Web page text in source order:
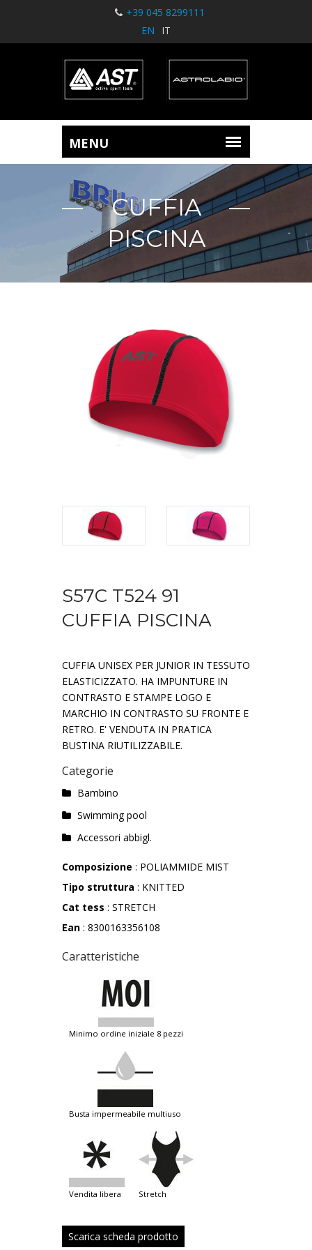
+39 045 8299111
EN
IT
CUFFIA
PISCINA
S57C T524 91
CUFFIA PISCINA
CUFFIA UNISEX PER JUNIOR IN TESSUTO
ELASTICIZZATO. HA IMPUNTURE IN
CONTRASTO E STAMPE LOGO E
MARCHIO IN CONTRASTO SU FRONTE E
RETRO. E' VENDUTA IN PRATICA
BUSTINA RIUTILIZZABILE.
Categorie
Bambino
Swimming pool
Accessori abbigl.
Composizione : POLIAMMIDE MIST
Tipo struttura : KNITTED
Cat tess : STRETCH
Ean : 8300163356108
Caratteristiche
minimo ordine iniziale 8 pezzi
busta impermeabile multiuso
vendita libera stretch
Scarica scheda prodotto